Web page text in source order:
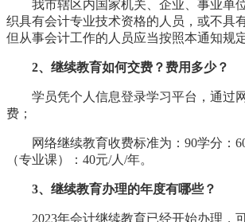
我市辖区内国家机关、企业、事业单
织具有会计专业技术资格的人员，或不具
但从事会计工作的人员应当按照本通知规
2、继续教育如何交费？费用多少？
学员凭个人信息登录学习平台，通过
费；
网络继续教育收费标准为：90学分：
（专业课）：40元/人/年。
3、继续教育办理的年度有哪些？
2023年会计继续教育已经开始办理，